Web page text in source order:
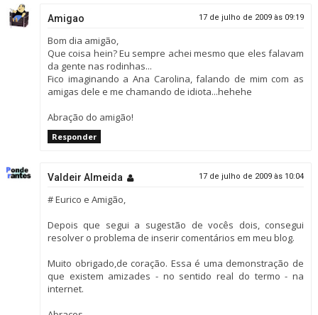
Amigao 17 de julho de 2009 às 09:19
Bom dia amigão,
Que coisa hein? Eu sempre achei mesmo que eles falavam
da gente nas rodinhas...
Fico imaginando a Ana Carolina, falando de mim com as
amigas dele e me chamando de idiota...hehehe
Abração do amigão!
Responder
Valdeir Almeida 17 de julho de 2009 às 10:04
# Eurico e Amigão,
Depois que segui a sugestão de vocês dois, consegui
resolver o problema de inserir comentários em meu blog.
Muito obrigado,de coração. Essa é uma demonstração de
que existem amizades - no sentido real do termo - na
internet.